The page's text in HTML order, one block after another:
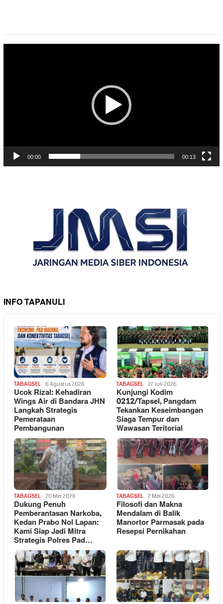
00:00 00:13
INFO TAPANULI
TABAGSEL 6 Agustus 2026
Ucok Rizal: Kehadiran
Wings Air di Bandara JHN
Langkah Strategis
Pemerataan
Pembangunan
TABAGSEL 27 Juli 2026
Kunjungi Kodim
0212/Tapsel, Pangdam
Tekankan Keseimbangan
Siaga Tempur dan
Wawasan Teritorial
TABAGSEL 20 Mei 2026
Dukung Penuh
Pemberantasan Narkoba,
Kedan Prabo Nol Lapan:
Kami Siap Jadi Mitra
Strategis Polres Pad…
TABAGSEL 2 Mei 2026
Filosofi dan Makna
Mendalam di Balik
Manortor Parmasak pada
Resepsi Pernikahan